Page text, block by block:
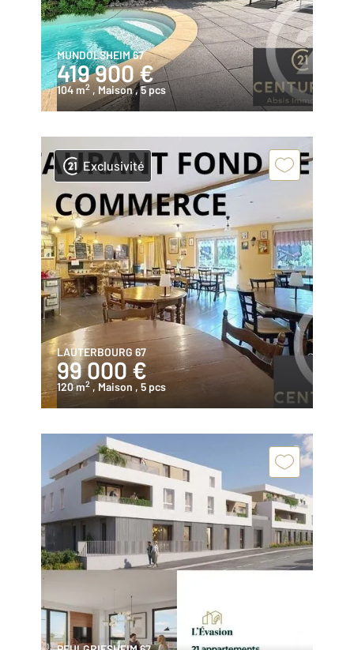
MUNDOLSHEIM 67
419 900 €
104 m2 , Maison, 5 pcs
Exclusivité
LAUTERBOURG 67
99 000 €
120 m2 , Maison , 5 pcs